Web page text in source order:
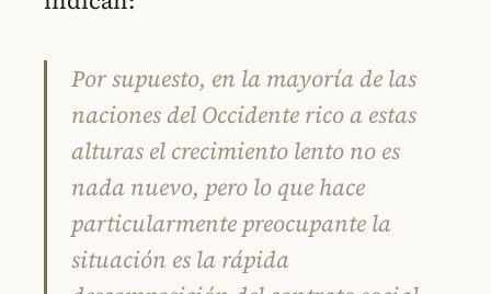
Por supuesto, en la mayoría de las
naciones del Occidente rico a estas
alturas el crecimiento lento no es
nada nuevo, pero lo que hace
particularmente preocupante la
situación es la rápida